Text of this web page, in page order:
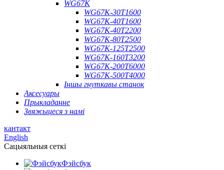
WG67K
WG67K-30T1600
WG67K-40T1600
WG67K-40T2200
WG67K-80T2500
WG67K-125T2500
WG67K-160T3200
WG67K-200T6000
WG67K-500T4000
Іншы гнуткавы станок
Аксесуары
Прыкладанне
Звяжыцеся з намі
кантакт
English
Сацыяльныя сеткі
Фэйсбук